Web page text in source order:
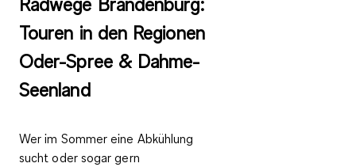
Touren in den Regionen
Oder-Spree & Dahme-
Seenland
Wer im Sommer eine Abkühlung
sucht oder sogar gern